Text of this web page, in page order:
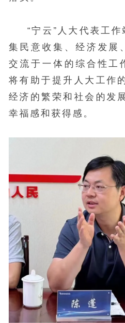
“宁云”人大代表工
集民意收集、经济发展
交流于一体的综合性工
将有助于提升人大工作
经济的繁荣和社会的发
幸福感和获得感。